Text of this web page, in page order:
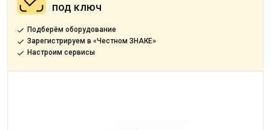
под ключ
Подберём оборудование
Зарегистрируем в «Честном ЗНАКЕ»
Настроим сервисы